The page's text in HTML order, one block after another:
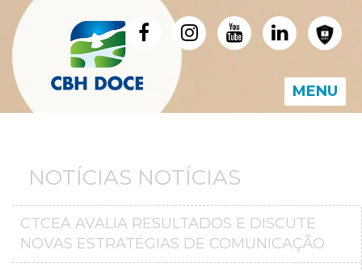
MENU
NOTÍCIAS NOTÍCIAS
CTCEA AVALIA RESULTADOS E DISCUTE
NOVAS ESTRATÉGIAS DE COMUNICAÇÃO